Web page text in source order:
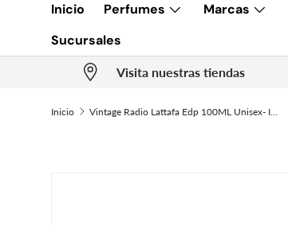
Inicio Perfumes Marcas
Sucursales
Visita nuestras tiendas
Inicio Vintage Radio Lattafa Edp 100ML Unisex- Inspirado en Paragon Initio Parfums Prives